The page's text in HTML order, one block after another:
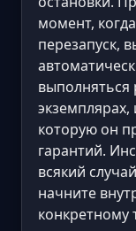
момент,
перезапуск,
выполняться
которую он
гарантий.
всякий
начните
конкретному